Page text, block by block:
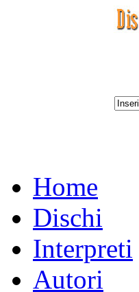
Home
Dischi
Interpreti
Autori